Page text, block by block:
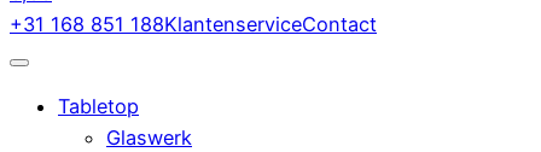
+31 168 851 188KlantenserviceContact
Tabletop
Glaswerk